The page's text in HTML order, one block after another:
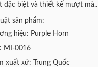
đặc biệt và thiết kế mượt mà..
sản phẩm:
hiệu: Purple Horn
MI-0016
xuất xứ: Trung Quốc